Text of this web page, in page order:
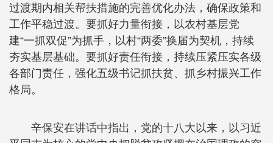
过渡期内相关帮扶措施的完善优化办法，确保政策和
工作平稳过渡。要抓好力量衔接，以农村基层党
建“一抓双促”为抓手，以村“两委”换届为契机，持续
夯实基层基础。要抓好责任衔接，持续压紧压实各级
各部门责任，强化五级书记抓扶贫、抓乡村振兴工作
格局。
辛保安在讲话中指出，党的十八大以来，以习近